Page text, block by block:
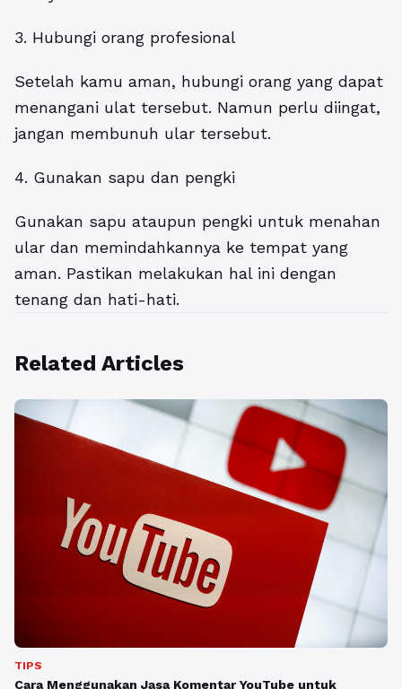
3. Hubungi orang profesional
Setelah kamu aman, hubungi orang yang dapat
menangani ulat tersebut. Namun perlu diingat,
jangan membunuh ular tersebut.
4. Gunakan sapu dan pengki
Gunakan sapu ataupun pengki untuk menahan
ular dan memindahkannya ke tempat yang
aman. Pastikan melakukan hal ini dengan
tenang dan hati-hati.
Related Articles
TIPS
Cara Menggunakan Jasa Komentar YouTube untuk